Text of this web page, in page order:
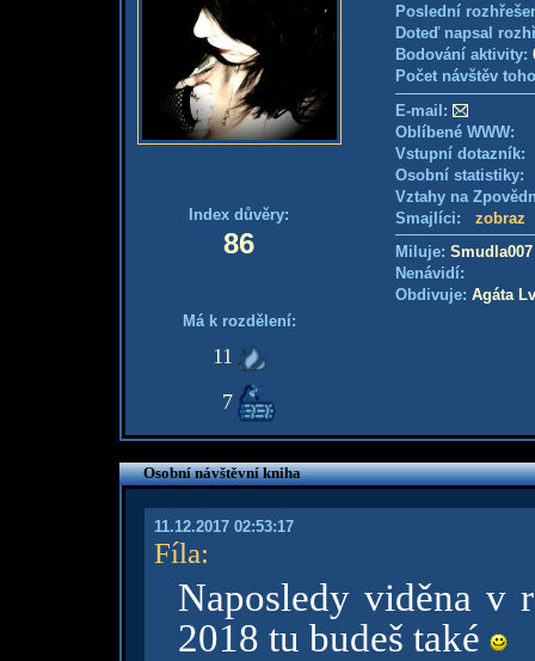
Index důvěry:
86
Má k rozdělení:
11
7
Poslední
Doteď napsal
Bodování aktivity:
Počet návštěv
E-mail:
Oblíbené WWW:
Vstupní
Osobní
Vztahy na
Smajlíci: zobraz
Miluje: Smudla007
Nenávidí:
Obdivuje: Agáta
Osobní návštěvní kniha
11.12.2017 02:53:17
Fíla:
Naposledy viděna v
2018 tu budeš také